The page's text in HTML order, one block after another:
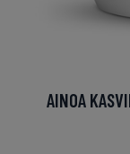
AINOA